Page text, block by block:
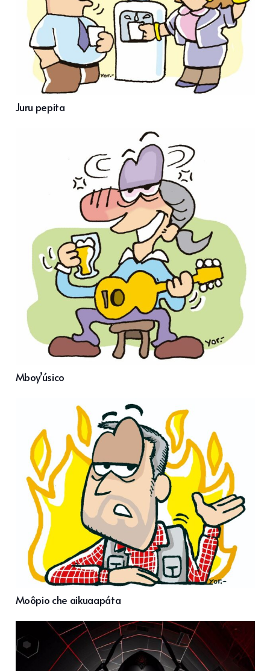
Juru pepita
Mboy’úsico
Moôpio che aikuaapáta